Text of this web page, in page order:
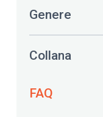
Genere
Collana
FAQ